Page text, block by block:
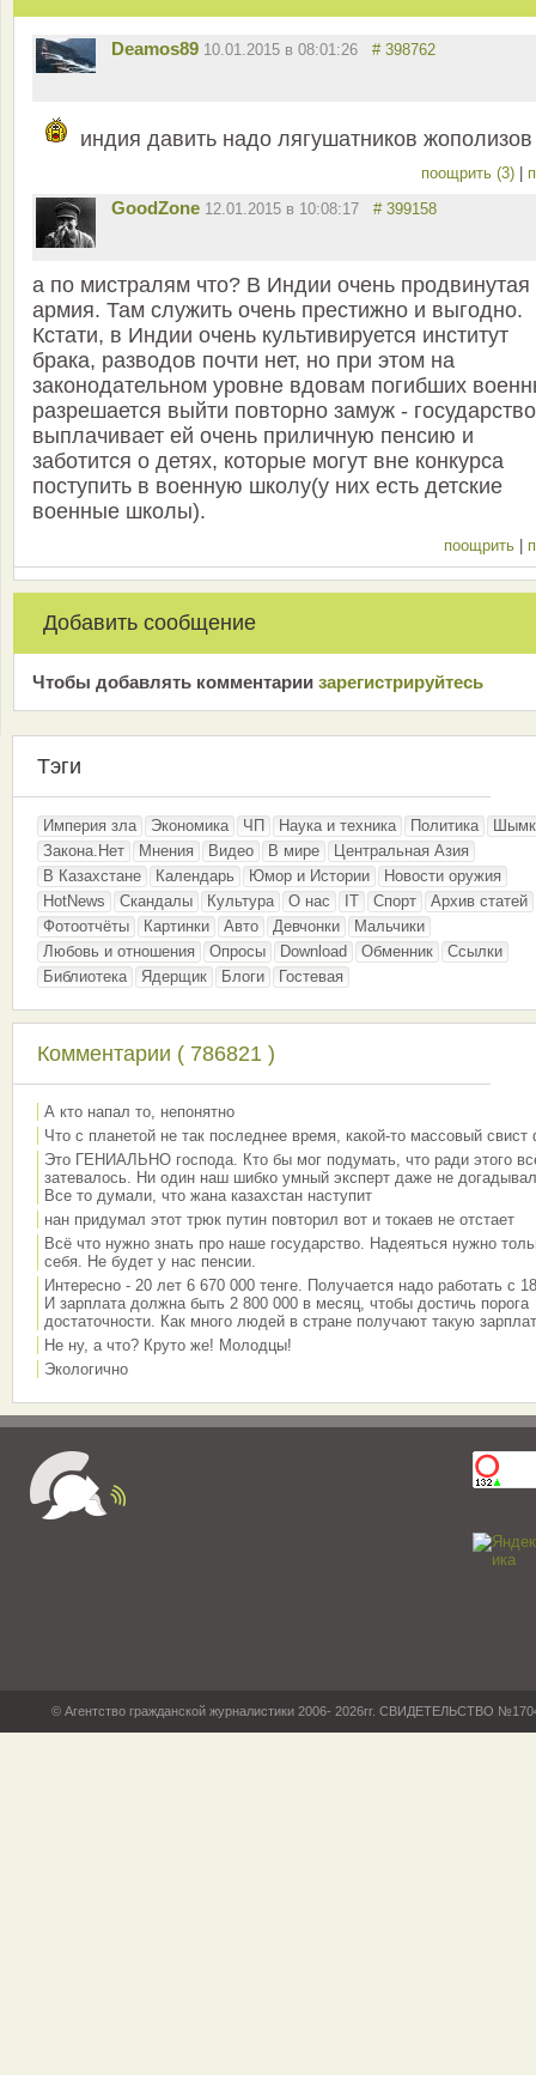
Deamos89 10.01.2015 в 08:01:26 # 398762
индия давить надо лягушатников жополизов
поощрить (3)
GoodZone 12.01.2015 в 10:08:17 # 399158
а по мистралям что? В Индии очень продвинутая
армия. Там служить очень престижно и выгодно.
Кстати, в Индии очень культивируется институт
брака, разводов почти нет, но при этом на
законодательном уровне вдовам погибших
разрешается выйти повторно замуж - государство
выплачивает ей очень приличную пенсию и
заботится о детях, которые могут вне конкурса
поступить в военную школу(у них есть детские
военные школы).
поощрить
Добавить сообщение
Чтобы добавлять комментарии зарeгиcтрирyйтeсь
Тэги
Империя зла Экономика ЧП Наука и техника Политика
Закона.Нет
Мнения Видео В мире
Центральная Азия
В Казахстане
Календарь Юмор и Истории
Новости оружия
HotNews
Скандалы Культура О нас IT Спорт
Архив статей
Фотоотчёты
Картинки Авто Девчонки
Мальчики
Любовь и отношения
Опросы Download Обменник
Ссылки
Библиотека
Ядерщик Блоги Гостевая
Комментарии ( 786821 )
А кто напал то, непонятно
Что с планетой не так последнее время, какой-то массовый свист
Это ГЕНИАЛЬНО господа. Кто бы мог подумать, что ради этого
затевалось. Ни один наш шибко умный эксперт даже не
Все то думали, что жана казахстан наступит
нан придумал этот трюк путин повторил вот и токаев не отстает
Всё что нужно знать про наше государство. Надеяться нужно
себя. Не будет у нас пенсии.
Интересно - 20 лет 6 670 000 тенге. Получается надо работать с
И зарплата должна быть 2 800 000 в месяц, чтобы достичь порога
достаточности. Как много людей в стране получают такую
Не ну, а что? Круто же! Молодцы!
Экологично
© Агентство гражданской журналистики 2006- 2026гг. СВИДЕТЕЛЬСТВО